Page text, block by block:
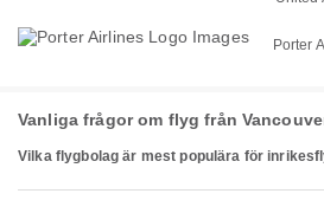
Porter
Vanliga frågor om flyg från
Vilka flygbolag är mest populära för